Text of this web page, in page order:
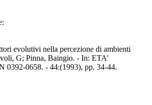
evolutivi nella percezione di ambienti
G; Pinna, Baingio. - In: ETA'
0658. - 44:(1993), pp. 34-44.